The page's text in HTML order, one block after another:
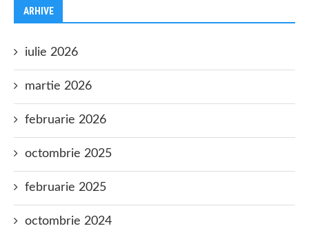
ARHIVE
iulie 2026
martie 2026
februarie 2026
octombrie 2025
februarie 2025
octombrie 2024